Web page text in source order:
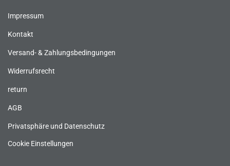
Impressum
Kontakt
Versand- & Zahlungsbedingungen
Widerrufsrecht
return
AGB
Privatsphäre und Datenschutz
Cookie Einstellungen